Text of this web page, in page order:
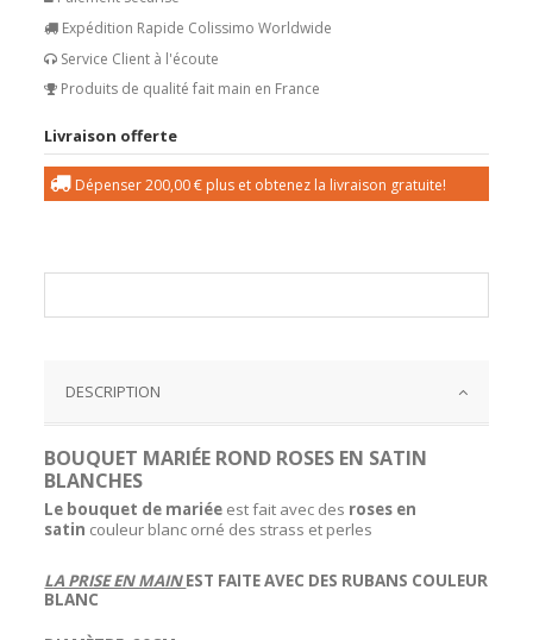
Expédition Rapide Colissimo Worldwide
Service Client à l'écoute
Produits de qualité fait main en France
Livraison offerte
Dépenser200,00 € plus et obtenez la livraison gratuite!
DESCRIPTION
BOUQUET MARIÉE ROND ROSES EN SATIN
BLANCHES
Le bouquet de mariée est fait avec des roses en
satin couleur blanc orné des strass et perles
LA PRISE EN MAINEST FAITE AVEC DES RUBANS COULEUR
BLANC